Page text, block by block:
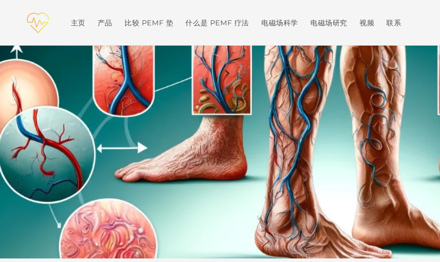
主页 产品 比较 PEMF 垫 什么是 PEMF 疗法 电磁场科学 电磁场研究 视频 联系